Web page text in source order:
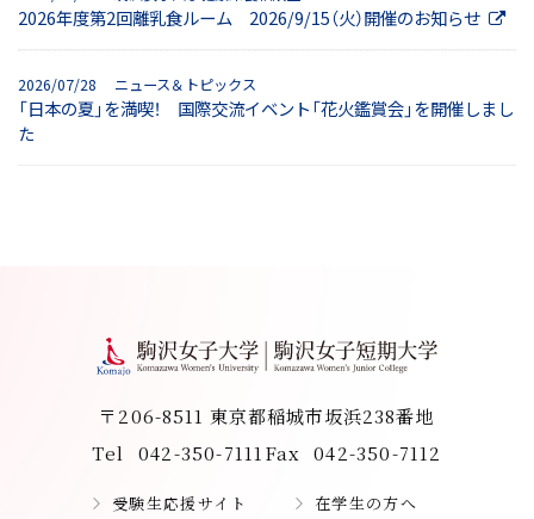
2026年度第2回離乳食ルーム 2026/9/15（火）開催のお知らせ
2026/07/28 ニュース＆トピックス
「日本の夏」を満喫！ 国際交流イベント「花火鑑賞会」を開催しまし
た
〒206-8511 東京都稲城市坂浜238番地
Tel
042-350-7111Fax 042-350-7112
受験生応援サイト
在学生の方へ